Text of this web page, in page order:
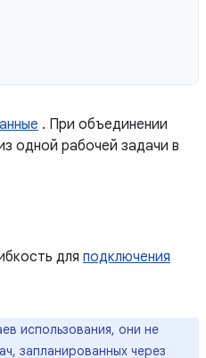
. При объединении
одной рабочей задачи в
для подключения
использования, они не
запланированных через